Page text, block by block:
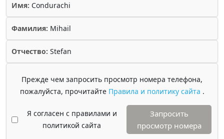
Имя: Condurachi
Фамилия: Mihail
Отчество: Stefan
Прежде чем запросить просмотр номера телефона,
пожалуйста, прочитайте Правила и политику сайта .
Я согласен с правилами и
политикой сайта
Запросить
просмотр номера